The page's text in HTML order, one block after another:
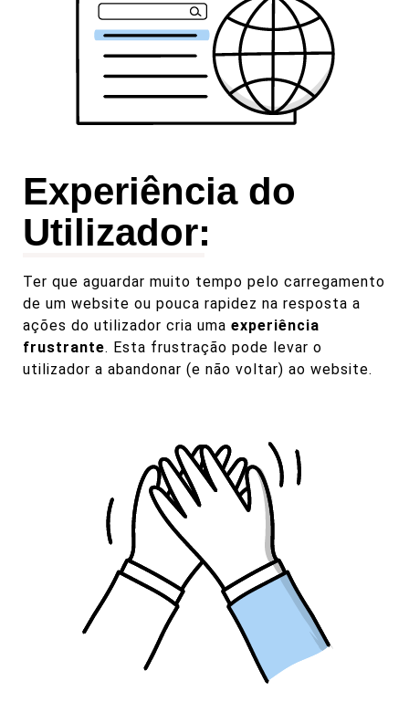
Experiência do
Utilizador:
Ter que aguardar muito tempo pelo carregamento
de um website ou pouca rapidez na resposta a
ações do utilizador cria uma experiência
frustrante. Esta frustração pode levar o
utilizador a abandonar (e não voltar) ao website.